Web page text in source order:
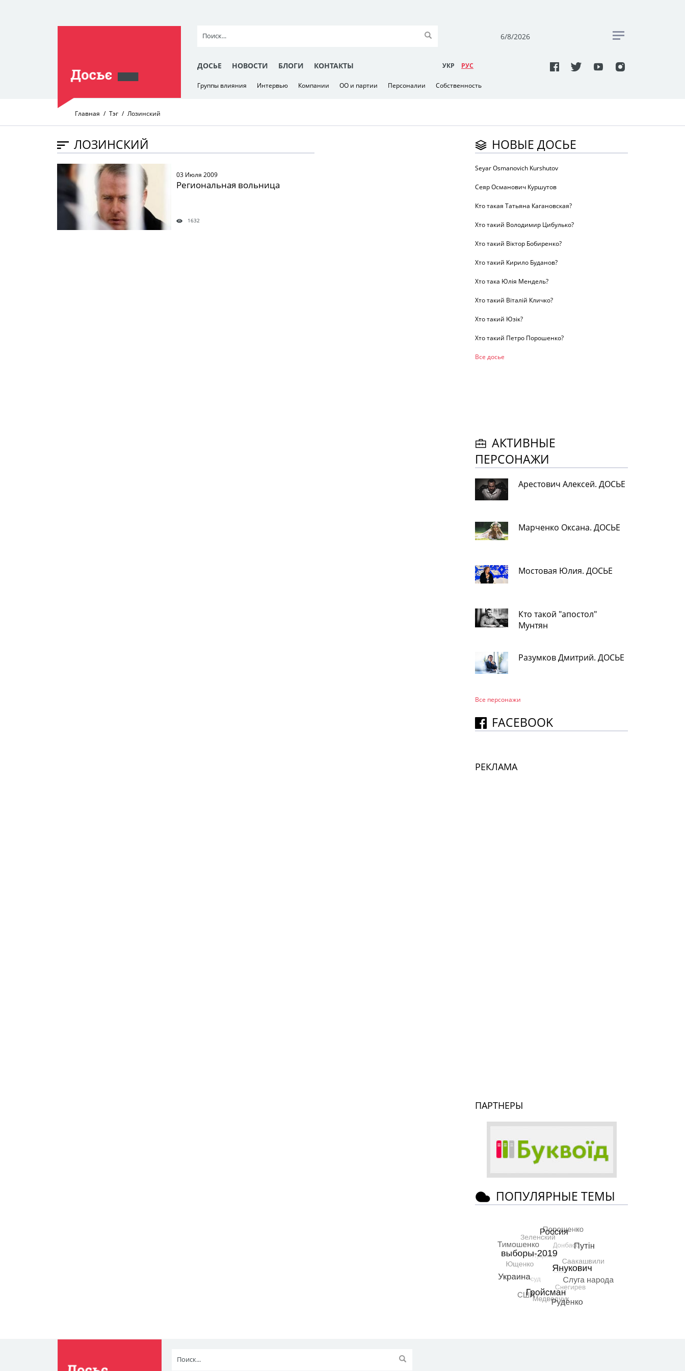
6/8/2026
ДОСЬЕ НОВОСТИ БЛОГИ КОНТАКТЫ УКР РУC
Группы влияния Интервью Компании ОО и партии Персоналии Собственность
Главная Тэг Лозинский
ЛОЗИНСКИЙ
03 Июля 2009
Региональная вольница
1632
НОВЫЕ ДОСЬЕ
Seyar Osmanovich Kurshutov
Сеяр Османович Куршутов
Кто такая Татьяна Кагановская?
Хто такий Володимир Цибулько?
Хто такий Віктор Бобиренко?
Хто такий Кирило Буданов?
Хто така Юлія Мендель?
Хто такий Віталій Кличко?
Хто такий Юзік?
Хто такий Петро Порошенко?
Все досье
АКТИВНЫЕ
ПЕРСОНАЖИ
Арестович Алексей. ДОСЬЕ
Марченко Оксана. ДОСЬЕ
Мостовая Юлия. ДОСЬЕ
Кто такой "апостол"
Мунтян
Разумков Дмитрий. ДОСЬЕ
Все персонажи
FACEBOOK
РЕКЛАМА
ПАРТНЕРЫ
ПОПУЛЯРНЫЕ ТЕМЫ